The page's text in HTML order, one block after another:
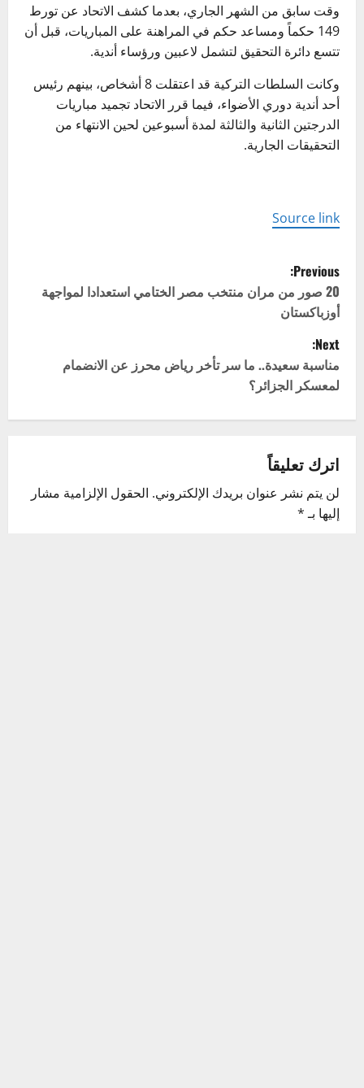
وقت سابق من الشهر الجاري، بعدما كشف الاتحاد عن تورط
149 حكماً ومساعد حكم في المراهنة على المباريات، قبل أن
تتسع دائرة التحقيق لتشمل لاعبين ورؤساء أندية.
وكانت السلطات التركية قد اعتقلت 8 أشخاص، بينهم رئيس
أحد أندية دوري الأضواء، فيما قرر الاتحاد تجميد مباريات
الدرجتين الثانية والثالثة لمدة أسبوعين لحين الانتهاء من
التحقيقات الجارية.
Source link
P
o
s
t
n
v
i
Previous:
20 صور من مران منتخب مصر الختامي استعدادا لمواجهة
أوزباكستان
Next:
مناسبة سعيدة.. ما سر تأخر رياض محرز عن الانضمام
لمعسكر الجزائر؟
اترك تعليقاً
لن يتم نشر عنوان بريدك الإلكتروني. الحقول الإلزامية مشار
إليها بـ*